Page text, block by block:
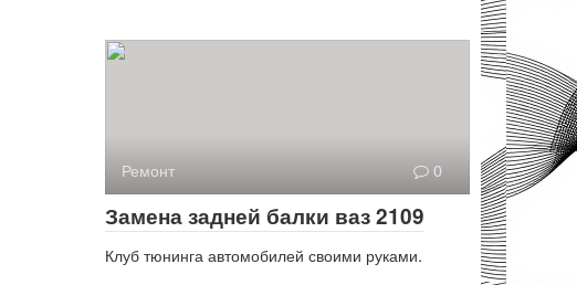
Ремонт 0
Замена задней балки ваз 2109
Клуб тюнинга автомобилей своими руками.